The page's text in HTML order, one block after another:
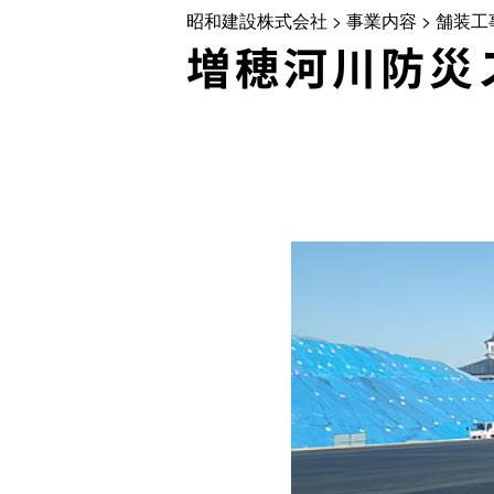
昭和建設株式会社 > 事業内容 > 舗装工
増穂河川防